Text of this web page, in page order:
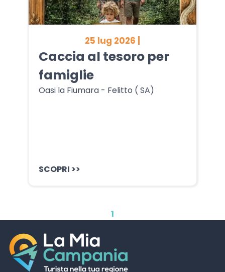
25 lug 2026 |
Caccia al tesoro per
famiglie
Oasi la Fiumara - Felitto ( SA)
SCOPRI >>
1